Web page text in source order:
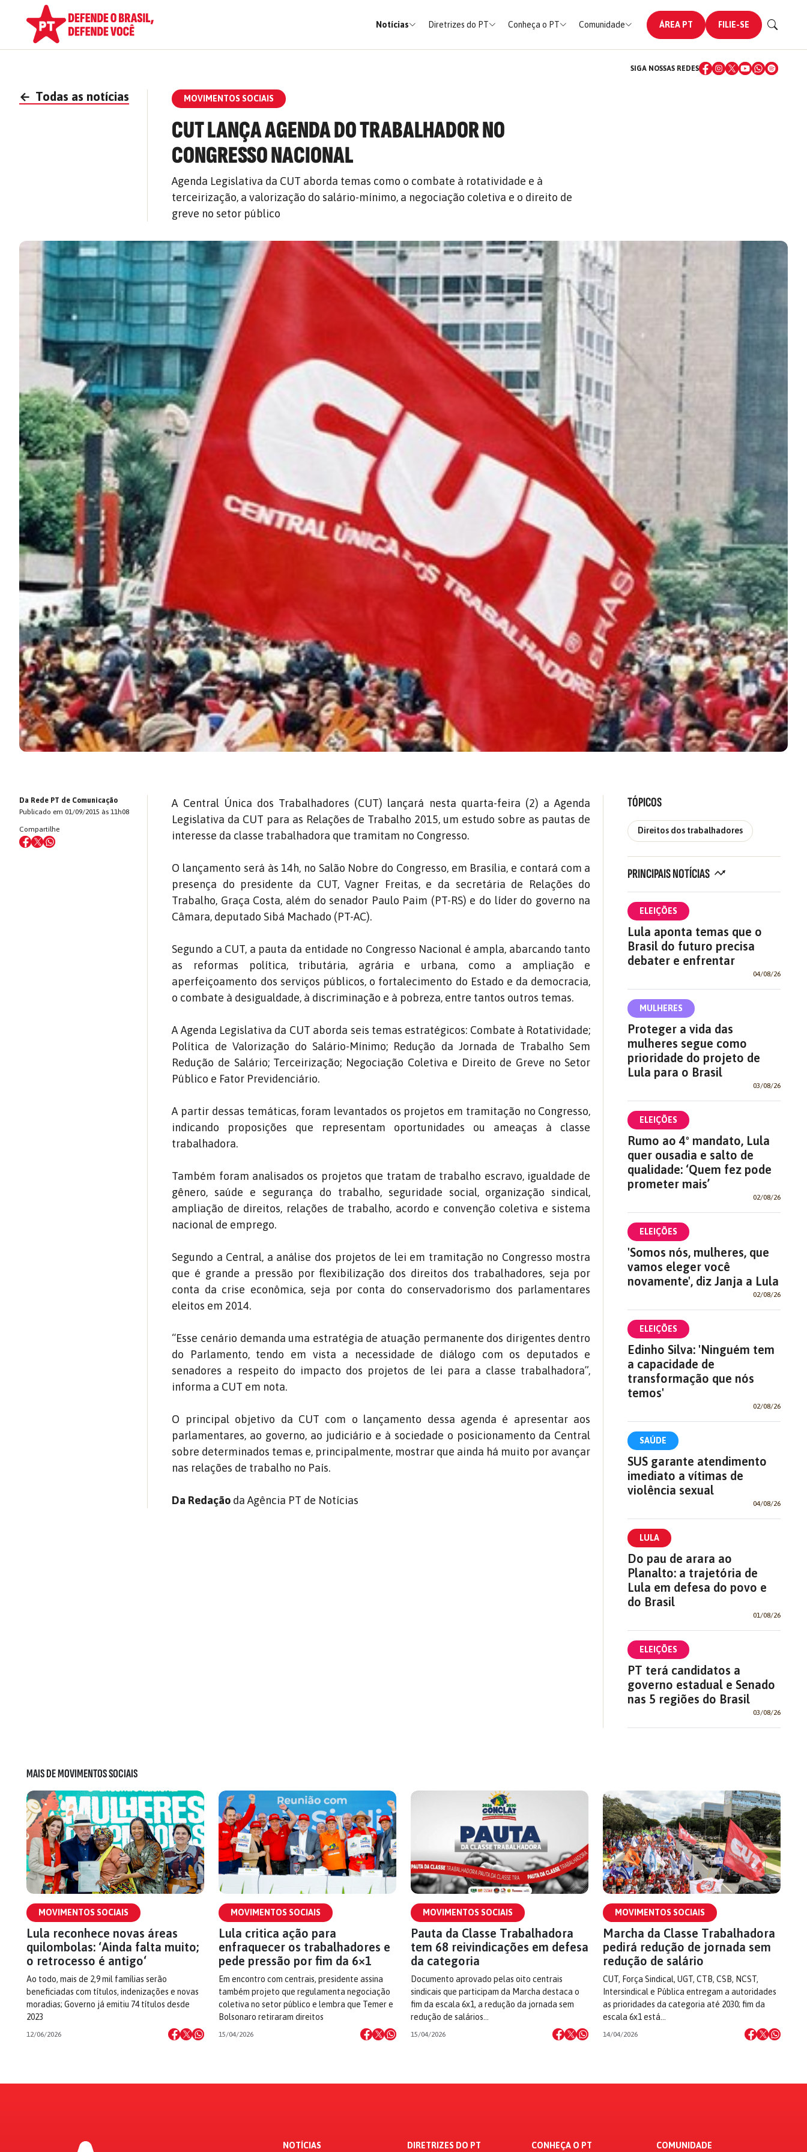
Notícias Diretrizes do PT Conheça o PT Comunidade ÁREA PT FILIE-SE
SIGA NOSSAS REDES
← Todas as notícias MOVIMENTOS SOCIAIS
CUT LANÇA AGENDA DO TRABALHADOR NO
CONGRESSO NACIONAL
Agenda Legislativa da CUT aborda temas como o combate à rotatividade e à
terceirização, a valorização do salário-mínimo, a negociação coletiva e o direito de
greve no setor público
Da Rede PT de Comunicação
Publicado em 01/09/2015 às 11h08
Compartilhe
A Central Única dos Trabalhadores (CUT) lançará nesta quarta-feira (2) a Agenda
Legislativa da CUT para as Relações de Trabalho 2015, um estudo sobre as pautas de
interesse da classe trabalhadora que tramitam no Congresso.
O lançamento será às 14h, no Salão Nobre do Congresso, em Brasília, e contará com a
presença do presidente da CUT, Vagner Freitas, e da secretária de Relações do
Trabalho, Graça Costa, além do senador Paulo Paim (PT-RS) e do líder do governo na
Câmara, deputado Sibá Machado (PT-AC).
Segundo a CUT, a pauta da entidade no Congresso Nacional é ampla, abarcando tanto
as reformas política, tributária, agrária e urbana, como a ampliação e
aperfeiçoamento dos serviços públicos, o fortalecimento do Estado e da democracia,
o combate à desigualdade, à discriminação e à pobreza, entre tantos outros temas.
A Agenda Legislativa da CUT aborda seis temas estratégicos: Combate à Rotatividade;
Política de Valorização do Salário-Mínimo; Redução da Jornada de Trabalho Sem
Redução de Salário; Terceirização; Negociação Coletiva e Direito de Greve no Setor
Público e Fator Previdenciário.
A partir dessas temáticas, foram levantados os projetos em tramitação no Congresso,
indicando proposições que representam oportunidades ou ameaças à classe
trabalhadora.
Também foram analisados os projetos que tratam de trabalho escravo, igualdade de
gênero, saúde e segurança do trabalho, seguridade social, organização sindical,
ampliação de direitos, relações de trabalho, acordo e convenção coletiva e sistema
nacional de emprego.
Segundo a Central, a análise dos projetos de lei em tramitação no Congresso mostra
que é grande a pressão por flexibilização dos direitos dos trabalhadores, seja por
conta da crise econômica, seja por conta do conservadorismo dos parlamentares
eleitos em 2014.
“Esse cenário demanda uma estratégia de atuação permanente dos dirigentes dentro
do Parlamento, tendo em vista a necessidade de diálogo com os deputados e
senadores a respeito do impacto dos projetos de lei para a classe trabalhadora”,
informa a CUT em nota.
O principal objetivo da CUT com o lançamento dessa agenda é apresentar aos
parlamentares, ao governo, ao judiciário e à sociedade o posicionamento da Central
sobre determinados temas e, principalmente, mostrar que ainda há muito por avançar
nas relações de trabalho no País.
Da Redação da Agência PT de Notícias
TÓPICOS
Direitos dos trabalhadores
PRINCIPAIS NOTÍCIAS
ELEIÇÕES
Lula aponta temas que o
Brasil do futuro precisa
debater e enfrentar
04/08/26
MULHERES
Proteger a vida das
mulheres segue como
prioridade do projeto de
Lula para o Brasil
03/08/26
ELEIÇÕES
Rumo ao 4º mandato, Lula
quer ousadia e salto de
qualidade: ‘Quem fez pode
prometer mais’
02/08/26
ELEIÇÕES
'Somos nós, mulheres, que
vamos eleger você
novamente', diz Janja a Lula
02/08/26
ELEIÇÕES
Edinho Silva: 'Ninguém tem
a capacidade de
transformação que nós
temos'
02/08/26
SAÚDE
SUS garante atendimento
imediato a vítimas de
violência sexual
04/08/26
LULA
Do pau de arara ao
Planalto: a trajetória de
Lula em defesa do povo e
do Brasil
01/08/26
ELEIÇÕES
PT terá candidatos a
governo estadual e Senado
nas 5 regiões do Brasil
03/08/26
MAIS DE MOVIMENTOS SOCIAIS
MOVIMENTOS SOCIAIS
Lula reconhece novas áreas
quilombolas: ‘Ainda falta muito;
o retrocesso é antigo‘
Ao todo, mais de 2,9 mil famílias serão
beneficiadas com títulos, indenizações e novas
moradias; Governo já emitiu 74 títulos desde
2023
12/06/2026
MOVIMENTOS SOCIAIS
Lula critica ação para
enfraquecer os trabalhadores e
pede pressão por fim da 6×1
Em encontro com centrais, presidente assina
também projeto que regulamenta negociação
coletiva no setor público e lembra que Temer e
Bolsonaro retiraram direitos
15/04/2026
MOVIMENTOS SOCIAIS
Pauta da Classe Trabalhadora
tem 68 reivindicações em defesa
da categoria
Documento aprovado pelas oito centrais
sindicais que participam da Marcha destaca o
fim da escala 6x1, a redução da jornada sem
redução de salários…
15/04/2026
MOVIMENTOS SOCIAIS
Marcha da Classe Trabalhadora
pedirá redução de jornada sem
redução de salário
CUT, Força Sindical, UGT, CTB, CSB, NCST,
Intersindical e Pública entregam a autoridades
as prioridades da categoria até 2030; fim da
escala 6x1 está…
14/04/2026
NOTÍCIAS DIRETRIZES DO PT CONHEÇA O PT COMUNIDADE